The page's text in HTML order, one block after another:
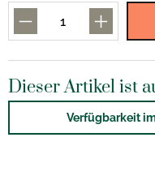
Dieser Artikel ist
Verfügbarkeit